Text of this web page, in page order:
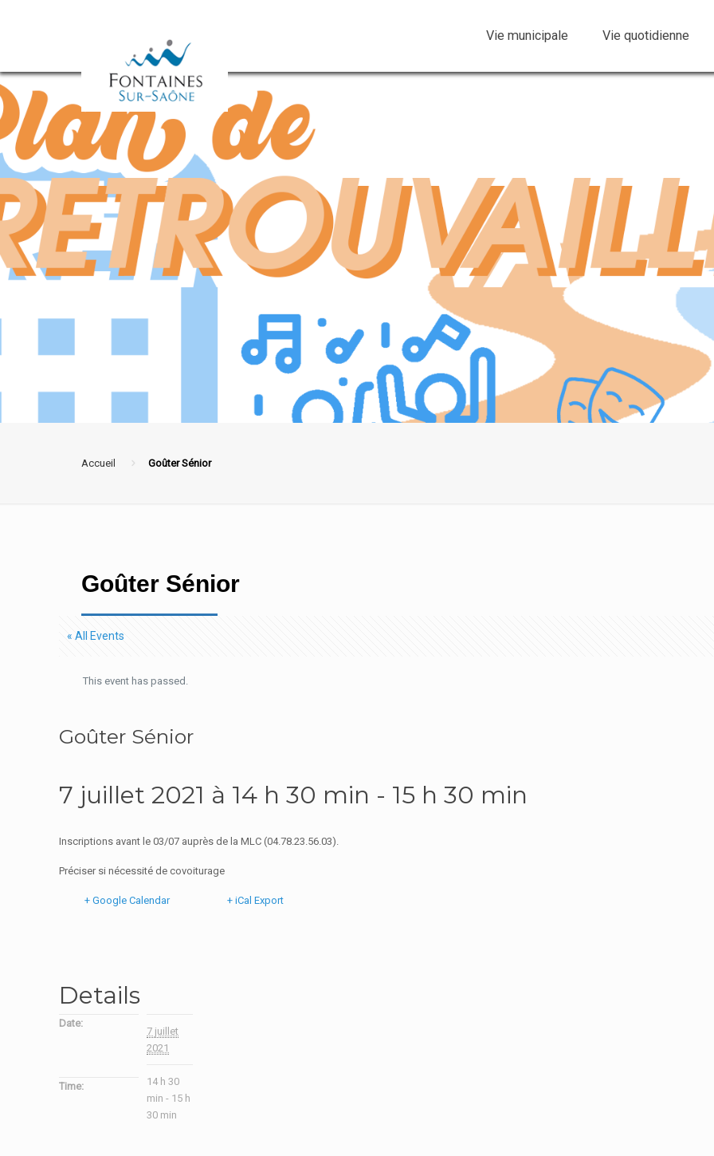
Vie municipale Vie quotidienne
Accueil Goûter Sénior
Goûter Sénior
« All Events
This event has passed.
Goûter Sénior
7 juillet 2021 à 14 h 30 min - 15 h 30 min
Inscriptions avant le 03/07 auprès de la MLC (04.78.23.56.03).
Préciser si nécessité de covoiturage
+ Google Calendar + iCal Export
Details
Date:
7 juillet
2021
Time:
14 h 30
min - 15 h
30 min